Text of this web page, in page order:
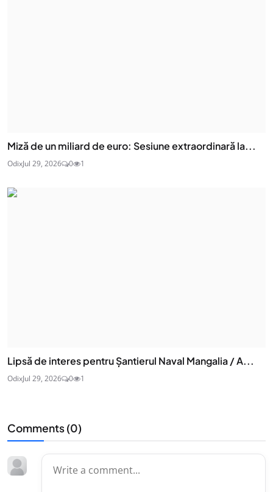
Miză de un miliard de euro: Sesiune extraordinară la...
OdixJul 29, 2026 0 1
Lipsă de interes pentru Șantierul Naval Mangalia / A...
OdixJul 29, 2026 0 1
Comments (0)